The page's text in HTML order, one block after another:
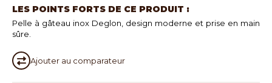
LES POINTS FORTS DE CE PRODUIT :
Pelle à gâteau inox Deglon, design moderne et prise en main
sûre.
Ajouter au comparateur